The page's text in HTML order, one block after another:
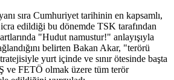
sıra Cumhuriyet tarihinin en kapsamlı,
edildiği bu dönemde TSK tarafından
"Hudut namustur!" anlayışıyla
belirten Bakan Akar, "terörü
yurt içinde ve sınır ötesinde başta
FETÖ olmak üzere tüm terör